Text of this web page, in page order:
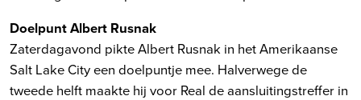
Doelpunt Albert Rusnak
Zaterdagavond pikte Albert Rusnak in het Amerikaanse
Salt Lake City een doelpuntje mee. Halverwege de
tweede helft maakte hij voor Real de aansluitingstreffer in